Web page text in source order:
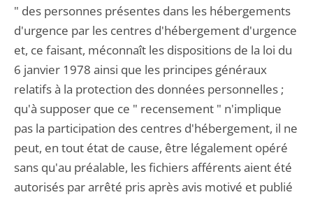
" des personnes présentes dans les hébergements
d'urgence par les centres d'hébergement d'urgence
et, ce faisant, méconnaît les dispositions de la loi du
6 janvier 1978 ainsi que les principes généraux
relatifs à la protection des données personnelles ;
qu'à supposer que ce " recensement " n'implique
pas la participation des centres d'hébergement, il ne
peut, en tout état de cause, être légalement opéré
sans qu'au préalable, les fichiers afférents aient été
autorisés par arrêté pris après avis motivé et publié